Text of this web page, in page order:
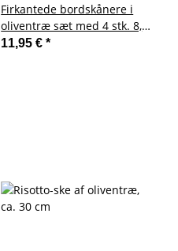
Firkantede bordskånere i
oliventræ sæt med 4 stk. 8,5
cm
11,95 €*